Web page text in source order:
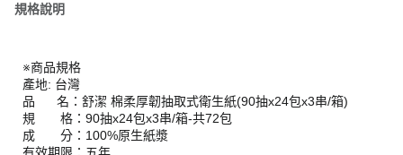
規格說明
※商品規格
產地: 台灣
品 名：舒潔 棉柔厚韌抽取式衛生紙(90抽x24包x3串/箱)
規 格：90抽x24包x3串/箱-共72包
成 分：100%原生紙漿
有效期限：五年